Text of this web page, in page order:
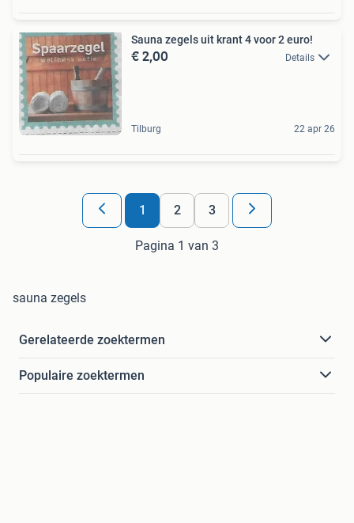
Sauna zegels uit krant 4 voor 2 euro!
€ 2,00 Details
Tilburg 22 apr 26
1 2 3
Pagina 1 van 3
sauna zegels
Gerelateerde zoektermen
Populaire zoektermen